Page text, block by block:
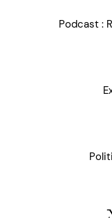
Podcast :